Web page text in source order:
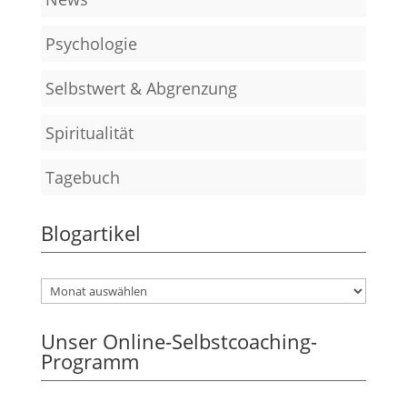
Psychologie
Selbstwert & Abgrenzung
Spiritualität
Tagebuch
Blogartikel
Unser Online-Selbstcoaching-
Programm